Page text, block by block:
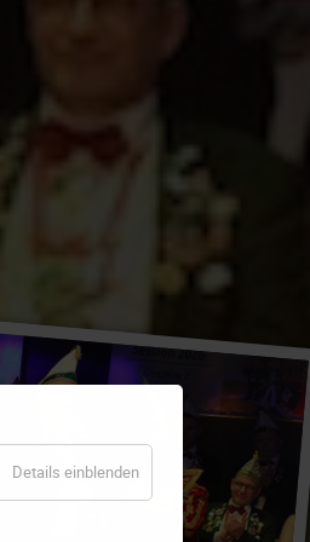
Details einblenden